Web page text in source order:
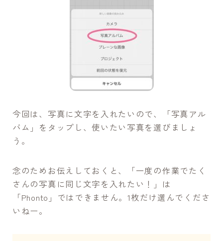
今回は、写真に文字を入れたいので、「写真アル
バム」をタップし、使いたい写真を選びましょ
う。
念のためお伝えしておくと、「一度の作業でたく
さんの写真に同じ文字を入れたい！」は
「Phonto」ではできません。1枚だけ選んでくださ
いねー。